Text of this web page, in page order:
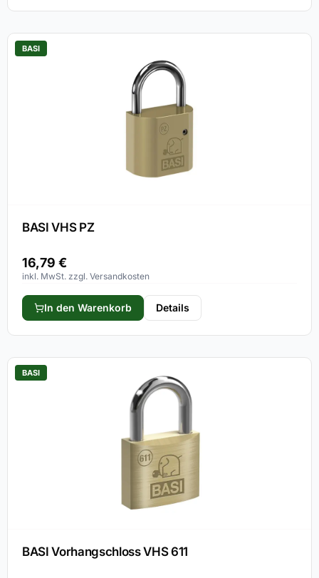
BASI
BASI VHS PZ
16,79 €
inkl. MwSt. zzgl. Versandkosten
In den Warenkorb Details
BASI
BASI Vorhangschloss VHS 611